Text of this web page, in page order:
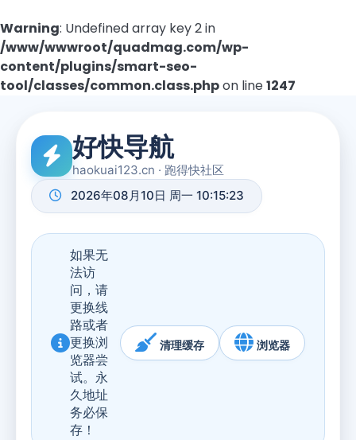
Warning: Undefined array key 2 in
/www/wwwroot/quadmag.com/wp-
content/plugins/smart-seo-
tool/classes/common.class.phpon line1247